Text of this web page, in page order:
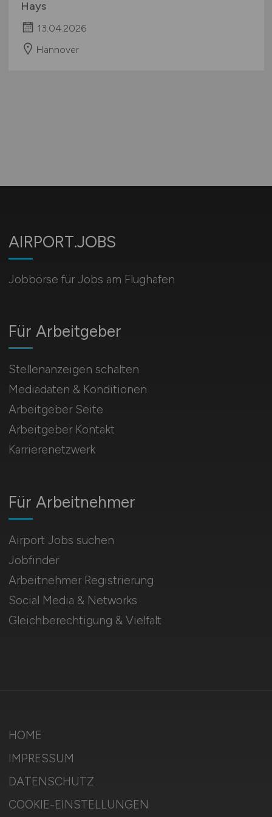
Hays
13.04.2026
Hannover
AIRPORT.JOBS
Jobbörse für Jobs am Flughafen
Für Arbeitnehmer
Airport Jobs suchen
Jobfinder
Arbeitnehmer Registrierung
Social Media & Networks
Gleichberechtigung & Vielfalt
Für Arbeitgeber
Stellenanzeigen schalten
Mediadaten & Konditionen
Arbeitgeber Seite
Arbeitgeber Kontakt
Karrierenetzwerk
HOME
IMPRESSUM
DATENSCHUTZ
COOKIE-EINSTELLUNGEN